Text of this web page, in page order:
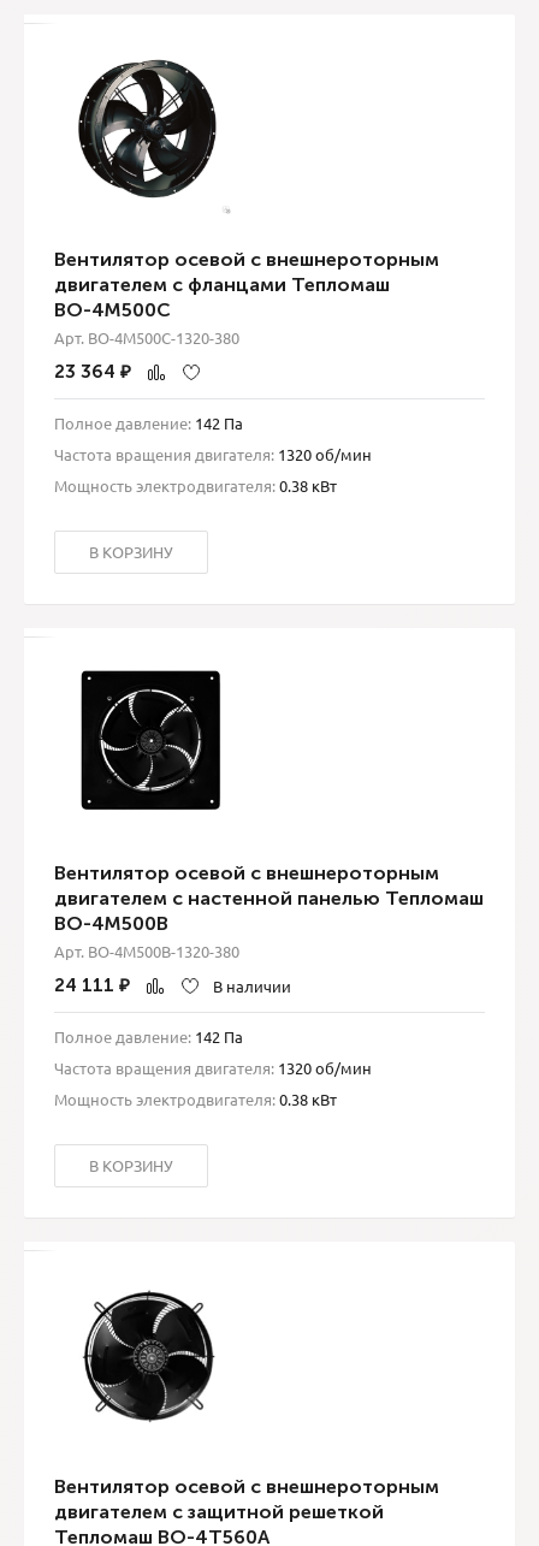
Вентилятор осевой с внешнероторным
двигателем с фланцами Тепломаш
ВО-4М500С
Арт. ВО-4М500С-1320-380
23 364 ₽
Полное давление: 142 Па
Частота вращения двигателя: 1320 об/мин
Мощность электродвигателя:0.38 кВт
В КОРЗИНУ
Вентилятор осевой с внешнероторным
двигателем с настенной панелью Тепломаш
ВО-4М500B
Арт. ВО-4М500B-1320-380
24 111 ₽ В наличии
Полное давление: 142 Па
Частота вращения двигателя: 1320 об/мин
Мощность электродвигателя:0.38 кВт
В КОРЗИНУ
Вентилятор осевой с внешнероторным
двигателем с защитной решеткой
Тепломаш ВО-4Т560A